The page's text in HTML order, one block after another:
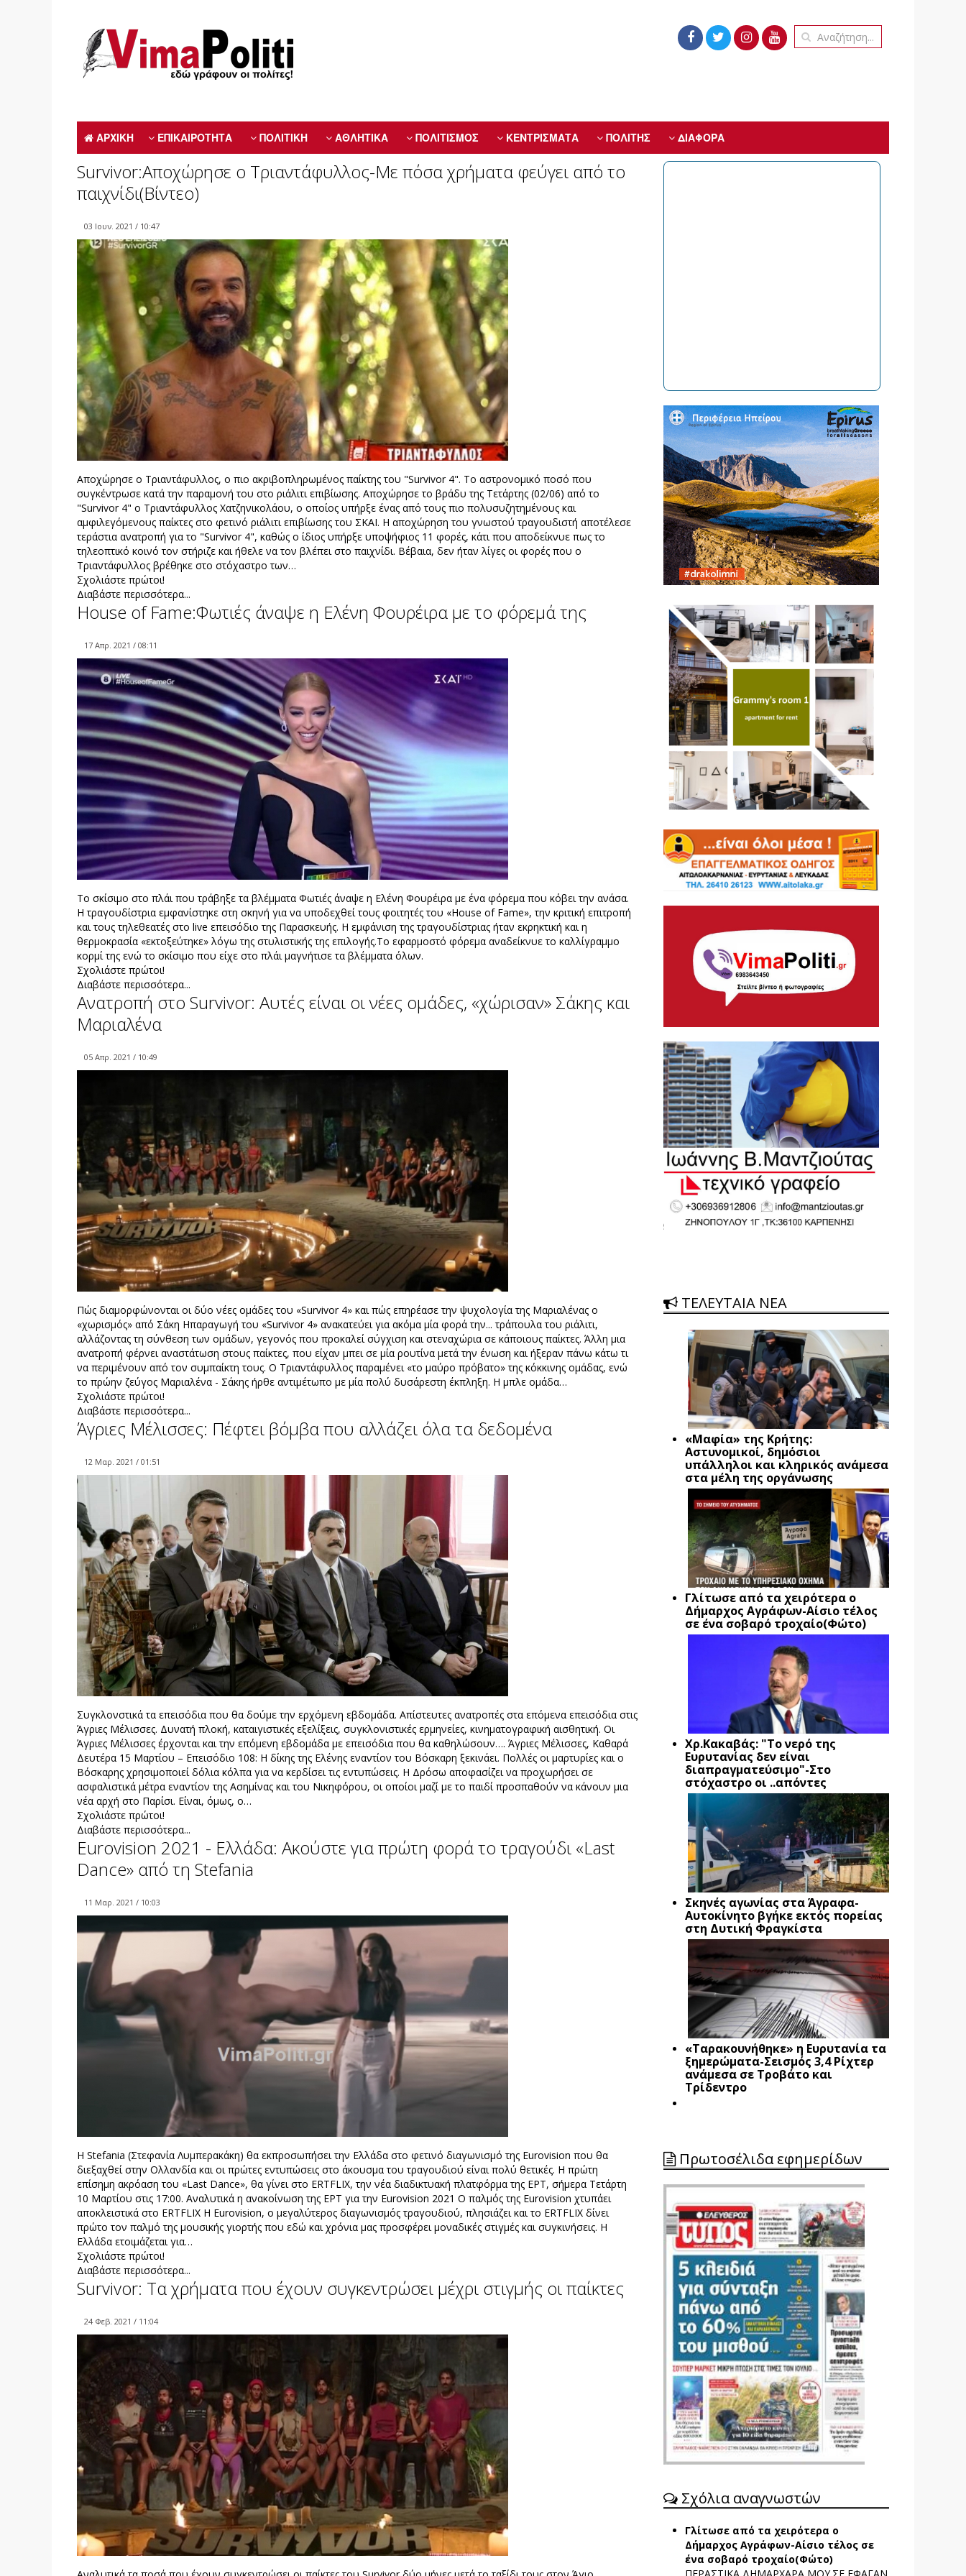
ΑΡΧΙΚΗ ΕΠΙΚΑΙΡΟΤΗΤΑ ΠΟΛΙΤΙΚΗ ΑΘΛΗΤΙΚΑ ΠΟΛΙΤΙΣΜΟΣ ΚΕΝΤΡΙΣΜΑΤΑ ΠΟΛΙΤΗΣ ΔΙΑΦΟΡΑ
Survivor:Aποχώρησε ο Τριαντάφυλλος-Με πόσα χρήματα φεύγει από το
παιχνίδι(Βίντεο)
03 Ιουν. 2021 / 10:47
Αποχώρησε ο Τριαντάφυλλος, ο πιο ακριβοπληρωμένος παίκτης του "Survivor 4". Το αστρονομικό ποσό που
συγκέντρωσε κατά την παραμονή του στο ριάλιτι επιβίωσης. Αποχώρησε το βράδυ της Τετάρτης (02/06) από το
"Survivor 4" ο Τριαντάφυλλος Χατζηνικολάου, ο οποίος υπήρξε ένας από τους πιο πολυσυζητημένους και
αμφιλεγόμενους παίκτες στο φετινό ριάλιτι επιβίωσης του ΣΚΑΙ. Η αποχώρηση του γνωστού τραγουδιστή αποτέλεσε
τεράστια ανατροπή για το "Survivor 4", καθώς ο ίδιος υπήρξε υποψήφιος 11 φορές, κάτι που αποδείκνυε πως το
τηλεοπτικό κοινό τον στήριζε και ήθελε να τον βλέπει στο παιχνίδι. Βέβαια, δεν ήταν λίγες οι φορές που ο
Τριαντάφυλλος βρέθηκε στο στόχαστρο των…
Σχολιάστε πρώτοι!
Διαβάστε περισσότερα...
House of Fame:Φωτιές άναψε η Ελένη Φουρέιρα με το φόρεμά της
17 Απρ. 2021 / 08:11
Το σκίσιμο στο πλάι που τράβηξε τα βλέμματα Φωτιές άναψε η Ελένη Φουρέιρα με ένα φόρεμα που κόβει την ανάσα.
Η τραγουδίστρια εμφανίστηκε στη σκηνή για να υποδεχθεί τους φοιτητές του «House of Fame», την κριτική επιτροπή
και τους τηλεθεατές στο live επεισόδιο της Παρασκευής. Η εμφάνιση της τραγουδίστριας ήταν εκρηκτική και η
θερμοκρασία «εκτοξεύτηκε» λόγω της στυλιστικής της επιλογής.Το εφαρμοστό φόρεμα αναδείκνυε το καλλίγραμμο
κορμί της ενώ το σκίσιμο που είχε στο πλάι μαγνήτισε τα βλέμματα όλων.
Σχολιάστε πρώτοι!
Διαβάστε περισσότερα...
Ανατροπή στο Survivor: Αυτές είναι οι νέες ομάδες, «χώρισαν» Σάκης και
Μαριαλένα
05 Απρ. 2021 / 10:49
Πώς διαμορφώνονται οι δύο νέες ομάδες του «Survivor 4» και πώς επηρέασε την ψυχολογία της Μαριαλένας ο
«χωρισμός» από Σάκη Ηπαραγωγή του «Survivor 4» ανακατεύει για ακόμα μία φορά την... τράπουλα του ριάλιτι,
αλλάζοντας τη σύνθεση των ομάδων, γεγονός που προκαλεί σύγχιση και στεναχώρια σε κάποιους παίκτες. Άλλη μια
ανατροπή φέρνει αναστάτωση στους παίκτες, που είχαν μπει σε μία ρουτίνα μετά την ένωση και ήξεραν πάνω κάτω τι
να περιμένουν από τον συμπαίκτη τους. Ο Τριαντάφυλλος παραμένει «το μαύρο πρόβατο» της κόκκινης ομάδας, ενώ
το πρώην ζεύγος Μαριαλένα - Σάκης ήρθε αντιμέτωπο με μία πολύ δυσάρεστη έκπληξη. Η μπλε ομάδα…
Σχολιάστε πρώτοι!
Διαβάστε περισσότερα...
Άγριες Μέλισσες: Πέφτει βόμβα που αλλάζει όλα τα δεδομένα
12 Μαρ. 2021 / 01:51
Συγκλονστικά τα επεισόδια που θα δούμε την ερχόμενη εβδομάδα. Απίστευτες ανατροπές στα επόμενα επεισόδια στις
Άγριες Μέλισσες. Δυνατή πλοκή, καταιγιστικές εξελίξεις, συγκλονιστικές ερμηνείες, κινηματογραφική αισθητική. Οι
Άγριες Μέλισσες έρχονται και την επόμενη εβδομάδα με επεισόδια που θα καθηλώσουν…. Άγριες Μέλισσες, Καθαρά
Δευτέρα 15 Μαρτίου – Επεισόδιο 108: Η δίκης της Ελένης εναντίον του Βόσκαρη ξεκινάει. Πολλές οι μαρτυρίες και ο
Βόσκαρης χρησιμοποιεί δόλια κόλπα για να κερδίσει τις εντυπώσεις. Η Δρόσω αποφασίζει να προχωρήσει σε
ασφαλιστικά μέτρα εναντίον της Ασημίνας και του Νικηφόρου, οι οποίοι μαζί με το παιδί προσπαθούν να κάνουν μια
νέα αρχή στο Παρίσι. Είναι, όμως, ο…
Σχολιάστε πρώτοι!
Διαβάστε περισσότερα...
Eurovision 2021 - Ελλάδα: Ακούστε για πρώτη φορά το τραγούδι «Last
Dance» από τη Stefania
11 Μαρ. 2021 / 10:03
Η Stefania (Στεφανία Λυμπερακάκη) θα εκπροσωπήσει την Ελλάδα στο φετινό διαγωνισμό της Eurovision που θα
διεξαχθεί στην Ολλανδία και οι πρώτες εντυπώσεις στο άκουσμα του τραγουδιού είναι πολύ θετικές. H πρώτη
επίσημη ακρόαση του «Last Dance», θα γίνει στο ERTFLIX, την νέα διαδικτυακή πλατφόρμα της ΕΡΤ, σήμερα Τετάρτη
10 Μαρτίου στις 17:00. Αναλυτικά η ανακοίνωση της ΕΡΤ για την Eurovision 2021 Ο παλμός της Eurovision χτυπάει
αποκλειστικά στο ERTFLIX Η Eurovision, ο μεγαλύτερος διαγωνισμός τραγουδιού, πλησιάζει και το ERTFLIX δίνει
πρώτο τον παλμό της μουσικής γιορτής που εδώ και χρόνια μας προσφέρει μοναδικές στιγμές και συγκινήσεις. Η
Ελλάδα ετοιμάζεται για…
Σχολιάστε πρώτοι!
Διαβάστε περισσότερα...
Survivor: Τα χρήματα που έχουν συγκεντρώσει μέχρι στιγμής οι παίκτες
24 Φεβ. 2021 / 11:04
ΤΕΛΕΥΤΑΙΑ ΝΕΑ
«Μαφία» της Κρήτης:
Αστυνομικοί, δημόσιοι
υπάλληλοι και κληρικός ανάμεσα
στα μέλη της οργάνωσης
Γλίτωσε από τα χειρότερα ο
Δήμαρχος Αγράφων-Αίσιο τέλος
σε ένα σοβαρό τροχαίο(Φώτο)
Xρ.Κακαβάς: "Το νερό της
Ευρυτανίας δεν είναι
διαπραγματεύσιμο"-Στο
στόχαστρο οι ..απόντες
Σκηνές αγωνίας στα Άγραφα-
Αυτοκίνητο βγήκε εκτός πορείας
στη Δυτική Φραγκίστα
«Ταρακουνήθηκε» η Ευρυτανία τα
ξημερώματα-Σεισμός 3,4 Ρίχτερ
ανάμεσα σε Τροβάτο και
Τρίδεντρο
Πρωτοσέλιδα εφημερίδων
Σχόλια αναγνωστών
Γλίτωσε από τα χειρότερα ο
Δήμαρχος Αγράφων-Αίσιο τέλος σε
ένα σοβαρό τροχαίο(Φώτο)